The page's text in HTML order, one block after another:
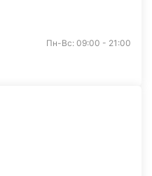
Пн-Вс: 09:00 - 21:00